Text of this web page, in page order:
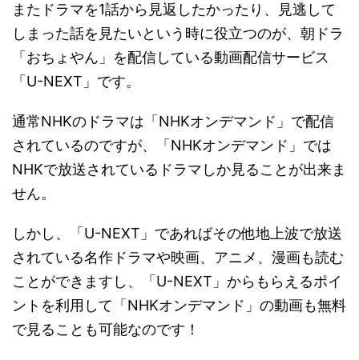
またドラマを1話から見返したかったり、見逃して
しまった話を見たいという時に役立つのが、朝ドラ
「おちょやん」を配信している動画配信サービス
「U-NEXT」です。
通常NHKのドラマは「NHKオンデマンド」で配信
されているのですが、「NHKオンデマンド」では
NHKで放送されているドラマしか見ることが出来ま
せん。
しかし、「U-NEXT」であればその他地上波で放送
されている名作ドラマや映画、アニメ、漫画も読む
ことができますし、「U-NEXT」からもらえるポイ
ントを利用して「NHKオンデマンド」の動画も無料
で見ることも可能なのです！